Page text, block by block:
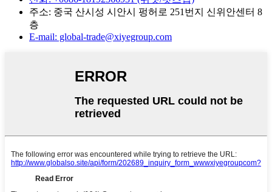
주소: 중국 산시성 시안시 펑허로 251번지 신위안센터 8
층
E-mail: global-trade@xiyegroup.com